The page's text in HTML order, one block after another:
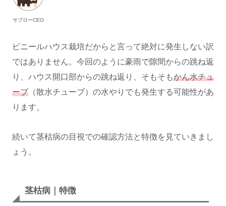
サブローCEO
ビニールハウス栽培だからと言って絶対に発生しない訳
ではありません。今回のように豪雨で隙間からの跳ね返
り、ハウス開口部からの跳ね返り、そもそもかん水チュ
ーブ （散水チューブ）の水やりでも発生する可能性があ
ります。
続いて茎枯病の目視での確認方法と特徴を見ていきまし
ょう。
茎枯病｜特徴